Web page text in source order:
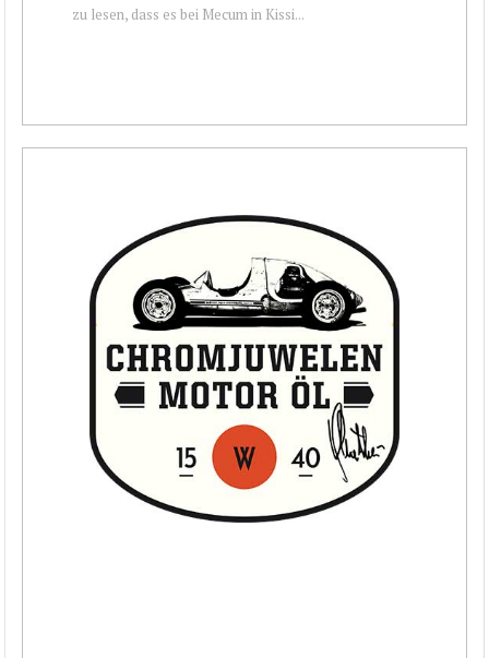
zu lesen, dass es bei Mecum in Kissi...